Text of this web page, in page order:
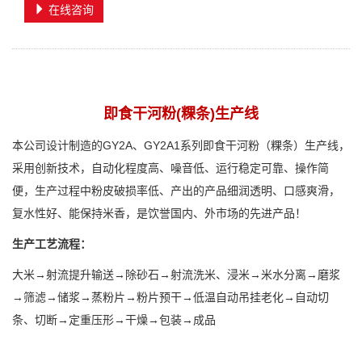
在线咨询
即食干河粉(粿条)生产线
本公司设计制造的GY2A、GY2A1系列即食干河粉（粿条）生产线，
采用创新技术，自动化程度高、噪音低、运行稳定可靠、操作简
便，生产过程中粉皮破损率低、产出的产品细润透明、口感爽滑，
复水性好、能保持米香，是饮誉国内、外市场的先进产品！
生产工艺流程：
大米→射流提升输送→除砂石→射流洗米、浸米→米水分离→磨浆
→筛滤→储浆→蒸粉片→粉片预干→低温自动吊挂老化→自动切
条、切断→定重压形→干燥→包装→成品